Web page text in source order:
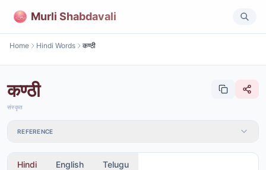
Murli Shabdavali
Home Hindi Words कण्ठी
कण्ठी
संस्कृत
REFERENCE
Hindi English Telugu